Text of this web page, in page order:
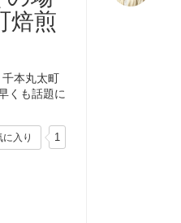
焙煎
本丸太町
くも話題に
に入り 1